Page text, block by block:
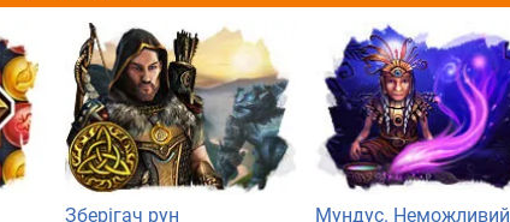
Зберігач рун Мундус. Неможливий